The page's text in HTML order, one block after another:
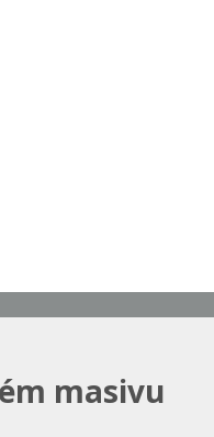
masivu